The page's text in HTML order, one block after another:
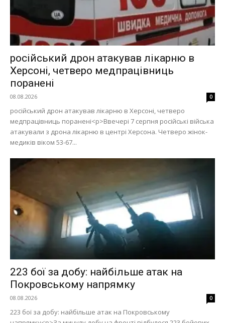
російський дрон атакував лікарню в
Херсоні, четверо медпрацівниць
поранені
08.08.2026 0
російський дрон атакував лікарню в Херсоні, четверо
медпрацівниць поранені<p>Ввечері 7 серпня російські війська
атакували з дрона лікарню в центрі Херсона. Четверо жінок-
медиків віком 53-67...
223 бої за добу: найбільше атак на
Покровському напрямку
08.08.2026 0
223 бої за добу: найбільше атак на Покровському